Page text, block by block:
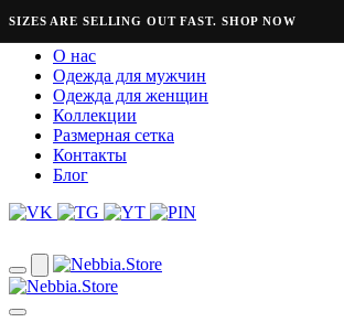
ARE SELLING OUT FAST. SHOP NOW
О нас
Одежда для мужчин
Одежда для женщин
Коллекции
Размерная сетка
Контакты
Блог